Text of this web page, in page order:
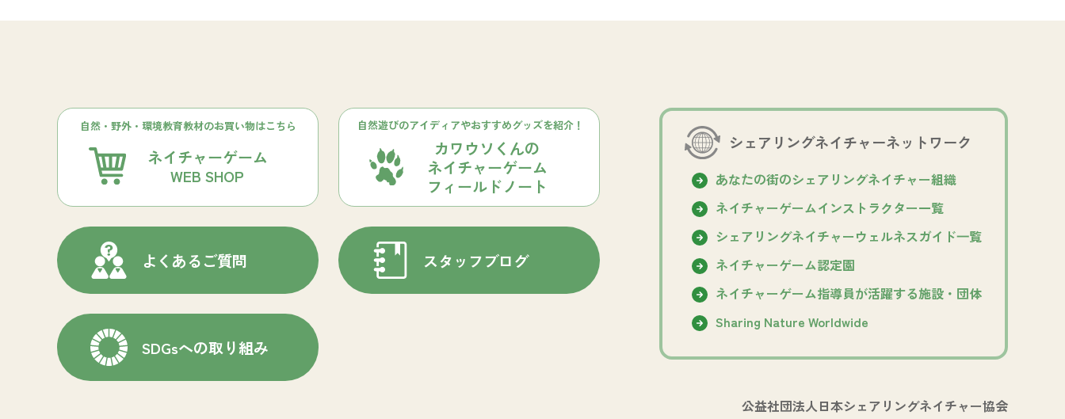
自然・野外・環境教育教材のお買い物はこちら
ネイチャーゲーム
WEB SHOP
自然遊びのアイディアやおすすめグッズを紹介！
カワウソくんの
ネイチャーゲーム
フィールドノート
よくあるご質問 スタッフブログ
SDGsへの取り組み
シェアリングネイチャーネットワーク
あなたの街のシェアリングネイチャー組織
ネイチャーゲームインストラクター一覧
シェアリングネイチャーウェルネスガイド⼀覧
ネイチャーゲーム認定園
ネイチャーゲーム指導員が活躍する施設・団体
Sharing Nature Worldwide
公益社団法人日本シェアリングネイチャー協会